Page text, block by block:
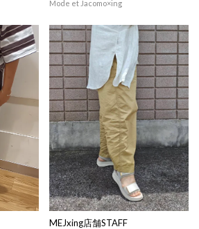
Mode et Jacomo×ing
MEJxing店舗STAFF